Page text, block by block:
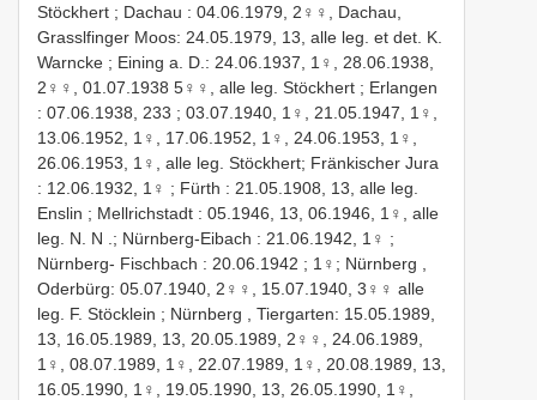
Stöckhert ; Dachau : 04.06.1979, 2♀♀, Dachau,
Grasslfinger Moos: 24.05.1979, 13, alle leg. et det. K.
Warncke ; Eining a. D.: 24.06.1937, 1♀, 28.06.1938,
2♀♀, 01.07.1938 5♀♀, alle leg. Stöckhert ; Erlangen
: 07.06.1938, 233 ; 03.07.1940, 1♀, 21.05.1947, 1♀,
13.06.1952, 1♀, 17.06.1952, 1♀, 24.06.1953, 1♀,
26.06.1953, 1♀, alle leg. Stöckhert; Fränkischer Jura
: 12.06.1932, 1♀ ; Fürth : 21.05.1908, 13, alle leg.
Enslin ; Mellrichstadt : 05.1946, 13, 06.1946, 1♀, alle
leg. N. N .; Nürnberg-Eibach : 21.06.1942, 1♀ ;
Nürnberg- Fischbach : 20.06.1942 ; 1♀; Nürnberg ,
Oderbürg: 05.07.1940, 2♀♀, 15.07.1940, 3♀♀ alle
leg. F. Stöcklein ; Nürnberg , Tiergarten: 15.05.1989,
13, 16.05.1989, 13, 20.05.1989, 2♀♀, 24.06.1989,
1♀, 08.07.1989, 1♀, 22.07.1989, 1♀, 20.08.1989, 13,
16.05.1990, 1♀, 19.05.1990, 13, 26.05.1990, 1♀,